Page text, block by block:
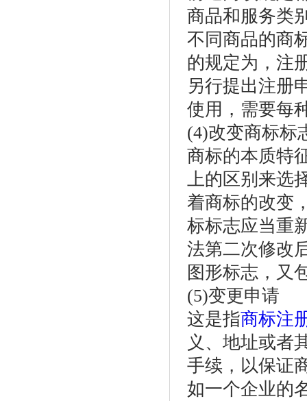
商品和服务类
不同商品的商
的规定为，注
另行提出注册
使用，需要每
(4)改变商标标
商标的本质特
上的区别来选
着商标的改变
标标志应当重
法第二次修改
图形标志，又
(5)变更申请
这是指商标注
义、地址或者
手续，以保证
如一个企业的